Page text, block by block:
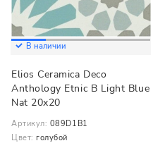
В наличии
Elios Ceramica Deco
Anthology Etnic B Light Blue
Nat 20x20
Артикул: 089D1B1
Цвет: голубой